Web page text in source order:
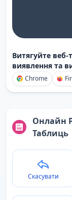
Витягуйте
виявлення та
Chrome
Онлайн
Таблиць
Скасувати